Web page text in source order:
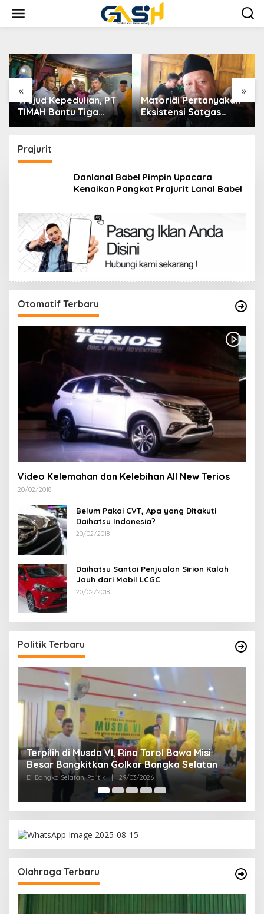
konten
« »
Matoridi Pertanyakan
Eksistensi Satgas
Timah Di Bangka
Indikasi Transaksi
Timah Tembelok-
keranggan Menguat di
Prajurit
Danlanal Babel Pimpin Upacara
Kenaikan Pangkat Prajurit Lanal Babel
Otomatif Terbaru
Video Kelemahan dan Kelebihan All New Terios
20/02/2018
Belum Pakai CVT, Apa yang Ditakuti
Daihatsu Indonesia?
20/02/2018
Daihatsu Santai Penjualan Sirion Kalah
Jauh dari Mobil LCGC
20/02/2018
Politik Terbaru
PDI Perjuangan Bagikan Takjil
Di Bangka Selatan, Politik
Olahraga Terbaru